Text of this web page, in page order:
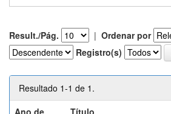
Result./Pág. | Ordenar por
Registro(s)
Resultado 1-1 de 1.
Ano de
Título